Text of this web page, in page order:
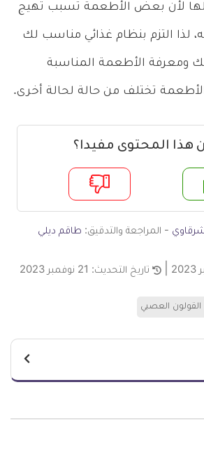
لأن بعض الأطعمة تسبب تهيج
لذا التزم بنظام غذائي مناسب لك
ومعرفة الأطعمة المناسبة
تختلف من حالة لحالة أخرى.
هذا المحتوى مفيدا؟
- المراجعة والتدقيق: طاقم ديلي
تاريخ التحديث: 21 نوفمبر 2023
القولون العصبي